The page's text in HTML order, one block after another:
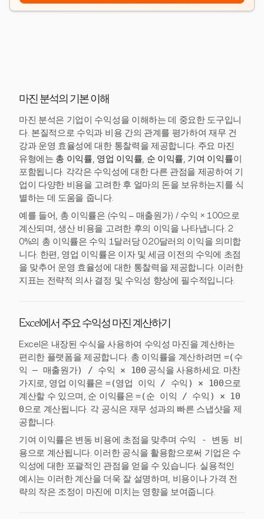
마진 분석의 기본 이해
마진 분석은 기업이 수익성을 이해하는 데 중요한 도구입니
다. 본질적으로 수익과 비용 간의 관계를 평가하여 재무 건
강과 운영 효율성에 대한 통찰력을 제공합니다. 주요 마진
유형에는 총 이익률, 영업 이익률, 순 이익률, 기여 이익률이
포함됩니다. 각각은 수익성에 대한 다른 관점을 제공하여 기
업이 다양한 비용을 고려한 후 얼마의 돈을 보유하는지를 식
별하는 데 도움을 줍니다.
예를 들어, 총 이익률은 (수익 – 매출원가) / 수익 × 100으로
계산되며, 생산 비용을 고려한 후의 이익을 나타냅니다. 2
0%의 총 이익률은 수익 1달러당 0.20달러의 이익을 의미합
니다. 한편, 영업 이익률은 이자 및 세금 이전의 수익에 초점
을 맞추어 운영 효율성에 대한 통찰력을 제공합니다. 이러한
지표는 전략적 의사 결정 및 수익성 향상에 필수적입니다.
Excel에서 주요 수익성 마진 계산하기
Excel은 내장된 수식을 사용하여 수익성 마진을 계산하는
편리한 플랫폼을 제공합니다. 총 이익률을 계산하려면 =(수
익 – 매출원가) / 수익 × 100 공식을 사용하세요. 마찬
가지로, 영업 이익률은 =(영업 이익 / 수익) × 100으로
계산할 수 있으며, 순 이익률은=(순 이익 / 수익) × 10
0으로 계산됩니다. 각 공식은 재무 성과의 빠른 스냅샷을 제
공합니다.
기여 이익률은 변동 비용에 초점을 맞추며 수익 - 변동 비
용으로 계산됩니다. 이러한 공식을 활용함으로써 기업은 수
익성에 대한 포괄적인 관점을 얻을 수 있습니다. 실용적인
예시는 이러한 계산을 더욱 잘 설명하며, 비용이나 가격 전
략의 작은 조정이 마진에 미치는 영향을 보여줍니다.